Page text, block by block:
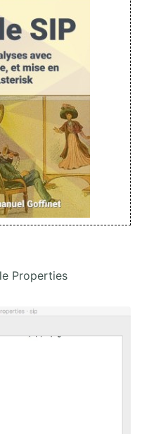
Properties